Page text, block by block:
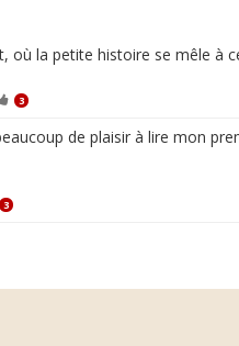
la petite histoire se mêle à
3
de plaisir à lire mon
3